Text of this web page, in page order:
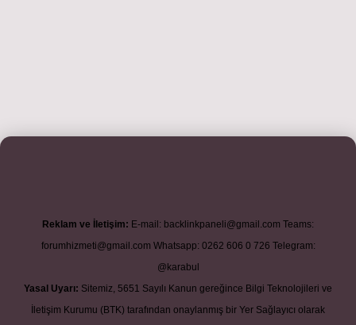
adresibetexper.xyzm elexbet
Reklam ve İletişim: E-mail: backlinkpaneli@gmail.com Teams:
forumhizmeti@gmail.com Whatsapp: 0262 606 0 726 Telegram:
@karabul
Yasal Uyarı: Sitemiz, 5651 Sayılı Kanun gereğince Bilgi Teknolojileri ve
İletişim Kurumu (BTK) tarafından onaylanmış bir Yer Sağlayıcı olarak